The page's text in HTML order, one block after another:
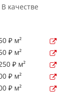
качестве
₽ м²
₽ м²
₽ м²
₽ м²
₽ м²